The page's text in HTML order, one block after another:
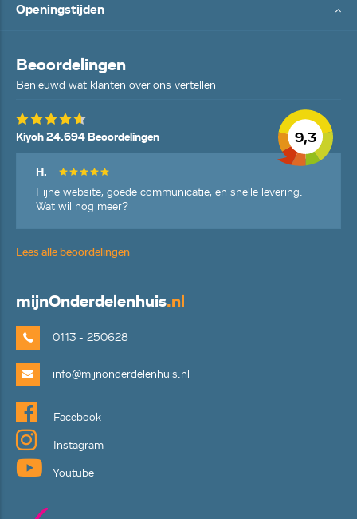
Openingstijden
Beoordelingen
Benieuwd wat klanten over ons vertellen
9,3
Kiyoh 24.694 Beoordelingen
H.
Fijne website, goede communicatie, en snelle levering.
Wat wil nog meer?
Lees alle beoordelingen
mijnOnderdelenhuis.nl
0113 - 250628
info@mijnonderdelenhuis.nl
Facebook
Instagram
Youtube